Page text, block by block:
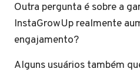
Outra pergunta é sobre a
InstaGrowUp realmente
engajamento?
Alguns usuários também